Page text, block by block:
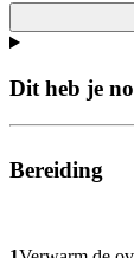
Dit heb je
Bereiding